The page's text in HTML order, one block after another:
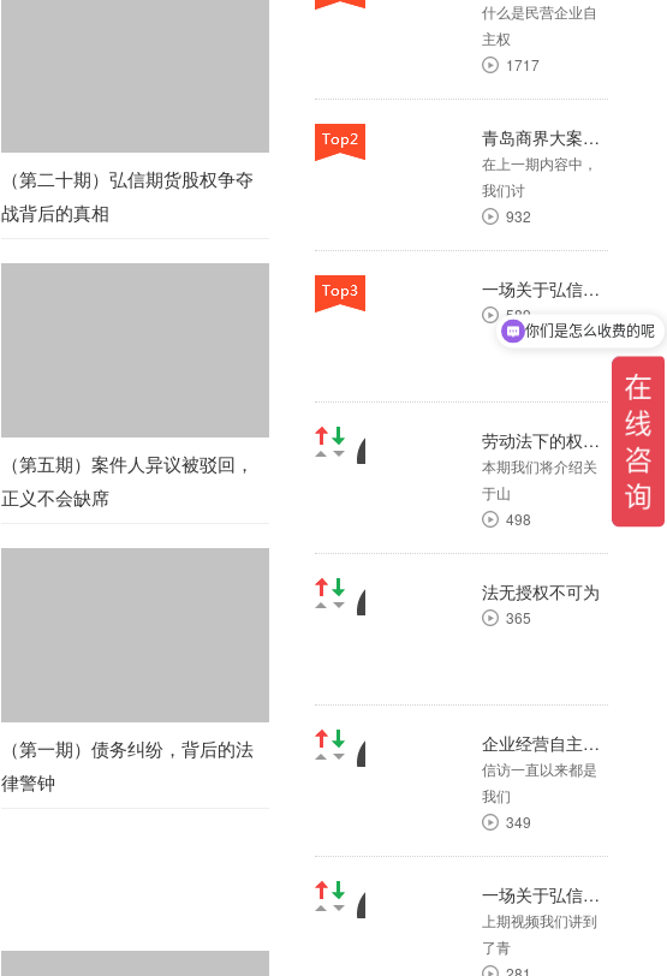
《信访工作条例》解读之
信访人—第十八期：对导
20
一场关于弘信期货的股权
纠纷案（第十期）
2023版《中华人民共和国
公司法》修改要点：第五
十六条【股东名册具体事
23
（第二十期）弘信期货股
权争夺战背后的真相
41
不服省政府土地征收土地
的救济程序
41
据法规办理的处理
22
征地拆迁案件常见问题简
样维权
25
（第二十期）弘信期货股权争夺
战背后的真相
（第五期）案件人异议被驳回，
正义不会缺席
（第一期）债务纠纷，背后的法
律警钟
什么是民营企业自
主权
1717
青岛商界大案：弘信期货股权争夺战背后的真相（第五期）
在上一期内容中，
我们讨
932
一场关于弘信期货的股权纠纷案（第十五期）
589
劳动法下的权益保护—山西省吕梁市方山县幼儿教师劳动纠纷案（一）
本期我们将介绍关
于山
498
法无授权不可为
365
企业经营自主权被剥夺，企业又该何去何从？（第四期）
信访一直以来都是
我们
349
一场关于弘信期货的股权纠纷案（第十九期）
上期视频我们讲到
了青
你们是怎么收费的呢